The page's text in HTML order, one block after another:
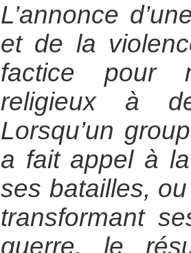
L’annonce
et de la
factice pour
religieux à
Lorsqu’un
a fait appel à
ses batailles,
transformant
guerre, le